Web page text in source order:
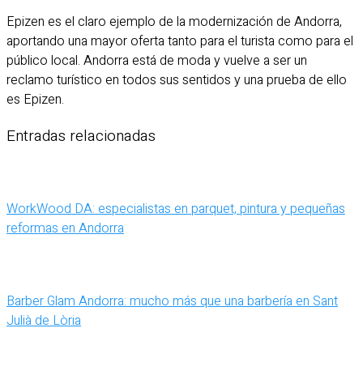
Epizen es el claro ejemplo de la modernización de Andorra,
aportando una mayor oferta tanto para el turista como para el
público local. Andorra está de moda y vuelve a ser un
reclamo turístico en todos sus sentidos y una prueba de ello
es Epizen.
Entradas relacionadas
WorkWood DA: especialistas en parquet, pintura y pequeñas
reformas en Andorra
Barber Glam Andorra: mucho más que una barbería en Sant
Julià de Lòria